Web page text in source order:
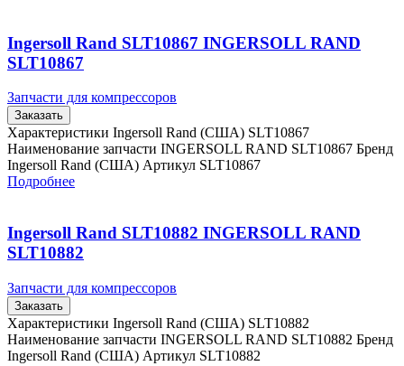
Ingersoll Rand SLT10867 INGERSOLL RAND
SLT10867
Запчасти для компрессоров
Заказать
Характеристики Ingersoll Rand (США) SLT10867
Наименование запчасти INGERSOLL RAND SLT10867 Бренд
Ingersoll Rand (США) Артикул SLT10867
Подробнее
Ingersoll Rand SLT10882 INGERSOLL RAND
SLT10882
Запчасти для компрессоров
Заказать
Характеристики Ingersoll Rand (США) SLT10882
Наименование запчасти INGERSOLL RAND SLT10882 Бренд
Ingersoll Rand (США) Артикул SLT10882